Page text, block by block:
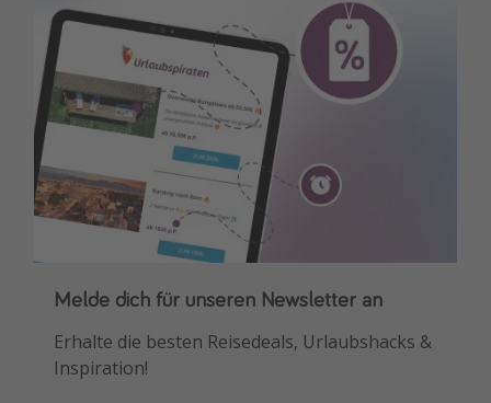
Melde dich für unseren Newsletter an
Erhalte die besten Reisedeals, Urlaubshacks &
Inspiration!
Downloade unsere App
Buche die besten Reiseschnäppchen als
Erstes.